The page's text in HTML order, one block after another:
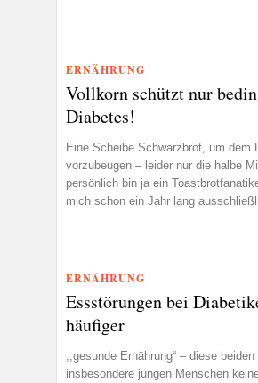
ERNÄHRUNG
Vollkorn schützt nur
Diabetes!
Eine Scheibe Schwarzbrot, um dem
vorzubeugen – leider nur die halbe
persönlich bin ja ein
mich schon ein Jahr lang
ERNÄHRUNG
Essstörungen bei
häufiger
,,gesunde Ernährung“ – diese
insbesondere jungen Menschen